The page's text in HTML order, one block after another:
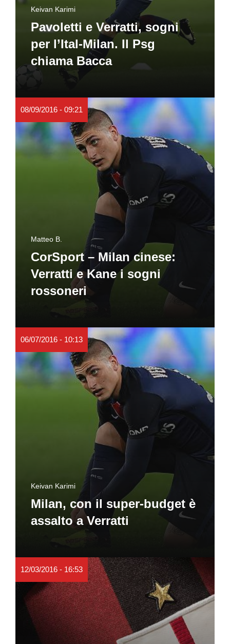
Keivan Karimi
Pavoletti e Verratti, sogni
per l’Ital-Milan. Il Psg
chiama Bacca
08/09/2016 - 09:21
Matteo B.
CorSport – Milan cinese:
Verratti e Kane i sogni
rossoneri
06/07/2016 - 10:13
Keivan Karimi
Milan, con il super-budget è
assalto a Verratti
12/03/2016 - 16:53